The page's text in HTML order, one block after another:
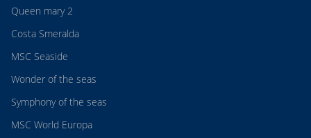
Queen mary 2
Costa Smeralda
MSC Seaside
Wonder of the seas
Symphony of the seas
MSC World Europa